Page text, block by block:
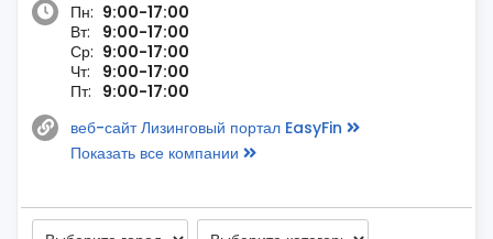
Пн: 9:00-17:00
Вт:
9:00-17:00
Ср: 9:00-17:00
Чт:
9:00-17:00
Пт: 9:00-17:00
веб-сайт Лизинговый портал EasyFin
Показать все компании